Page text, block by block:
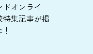
ドオンライ
特集記事が掲